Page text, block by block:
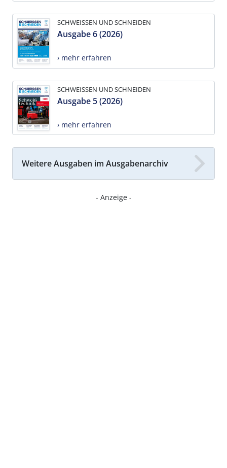
SCHWEISSEN UND SCHNEIDEN
Ausgabe 6 (2026)
› mehr erfahren
SCHWEISSEN UND SCHNEIDEN
Ausgabe 5 (2026)
› mehr erfahren
Weitere Ausgaben im Ausgabenarchiv
- Anzeige -